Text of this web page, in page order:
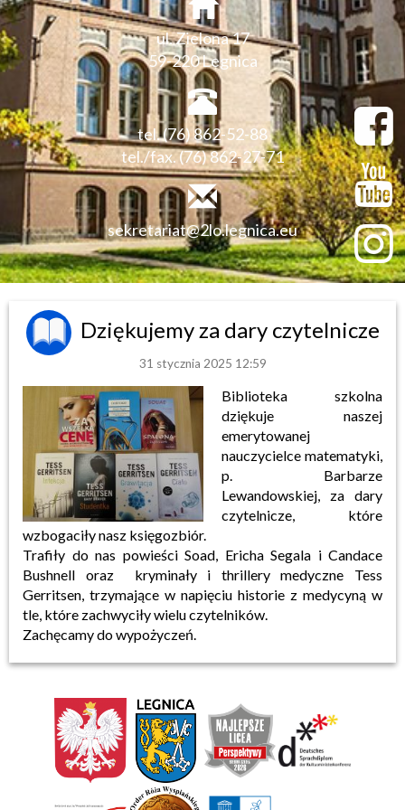
ul. Zielona 17
59-220 Legnica
tel. (76) 862-52-88
tel./fax. (76) 862-27-71
sekretariat@2lo.legnica.eu
Dziękujemy za dary czytelnicze
31 stycznia 2025 12:59
Biblioteka szkolna
dziękuje naszej
emerytowanej
nauczycielce matematyki,
p. Barbarze
Lewandowskiej, za dary
czytelnicze, które
wzbogaciły nasz księgozbiór.
Trafiły do nas powieści Soad, Ericha Segala i Candace
Bushnell oraz kryminały i thrillery medyczne Tess
Gerritsen, trzymające w napięciu historie z medycyną w
tle, które zachwyciły wielu czytelników.
Zachęcamy do wypożyczeń.